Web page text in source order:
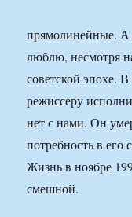
прямолинейные. А
люблю, несмотря
советской эпохе.
режиссеру
нет с нами. Он
потребность в его
Жизнь в ноябре
смешной.